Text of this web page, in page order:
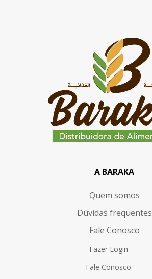
A BARAKA
Quem somos
Dúvidas frequentes
Fale Conosco
Fazer Login
Fale Conosco